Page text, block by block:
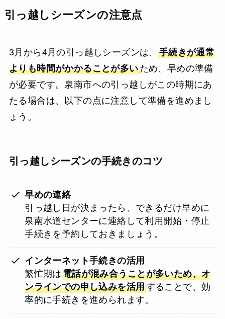
引っ越しシーズンの注意点
3月から4月の引っ越しシーズンは、 手続きが通常
よりも時間がかかることが多いため、早めの準備
が必要です。泉南市への引っ越しがこの時期にあ
たる場合は、以下の点に注意して準備を進めまし
ょう。
引っ越しシーズンの手続きのコツ
早めの連絡
引っ越し日が決まったら、できるだけ早めに
泉南水道センターに連絡して利用開始・停止
手続きを予約しておきましょう。
インターネット手続きの活用
繁忙期は電話が混み合うことが多いため、オ
ンラインでの申し込みを活用することで、効
率的に手続きを進められます。